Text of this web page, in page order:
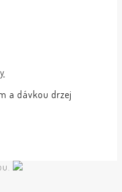
a dávkou drzej